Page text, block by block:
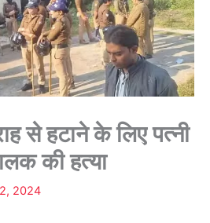
से हटाने के लिए पत्नी
की हत्या
2024